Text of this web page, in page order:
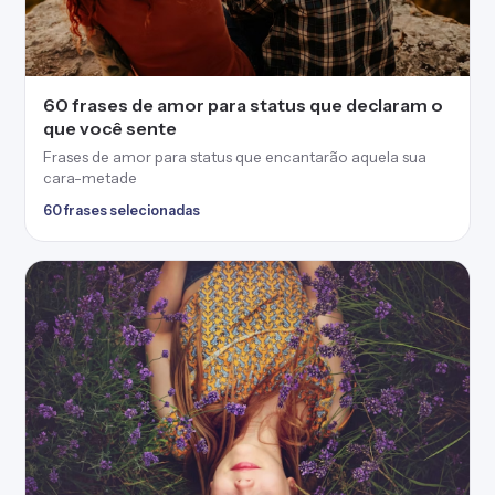
60 frases de amor para status que declaram o
que você sente
Frases de amor para status que encantarão aquela sua
cara-metade
60 frases selecionadas